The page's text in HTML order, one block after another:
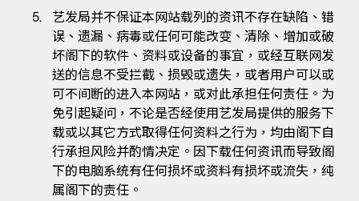
艺发局并不保证本网站载列的资讯不存在缺陷、错
误、遗漏、病毒或任何可能改变、清除、增加或破
坏阁下的软件、资料或设备的事宜，或经互联网发
送的信息不受拦截、损毁或遗失，或者用户可以或
可不间断的进入本网站，或对此承担任何责任。为
免引起疑问，不论是否经使用艺发局提供的服务下
载或以其它方式取得任何资料之行为，均由阁下自
行承担风险并酌情决定。因下载任何资讯而导致阁
下的电脑系统有任何损坏或资料有损坏或流失，纯
属阁下的责任。